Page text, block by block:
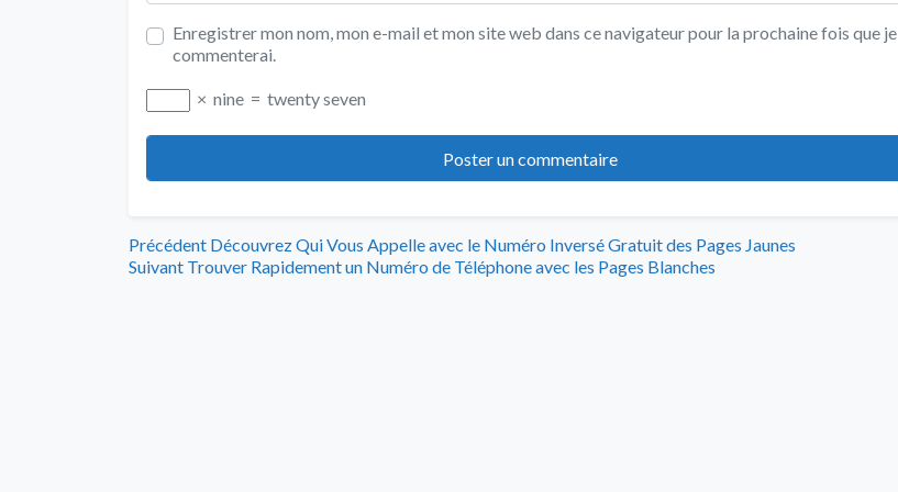
Enregistrer mon nom, mon e-mail et mon site web dans ce navigateur pour la prochaine fois que je
commenterai.
× nine = twenty seven
Navigation
Précédent Article
précédent
Découvrez Qui Vous Appelle avec le Numéro Inversé Gratuit des Pages Jaunes
Suivant Article
Trouver Rapidement un Numéro de Téléphone avec les Pages Blanches